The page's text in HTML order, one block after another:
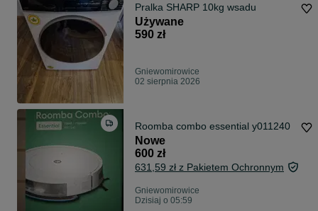
Pralka SHARP 10kg wsadu
Używane
590 zł
Gniewomirowice
02 sierpnia 2026
Roomba combo essential y011240
Nowe
600 zł
631,59 zł z Pakietem Ochronnym
Gniewomirowice
Dzisiaj o 05:59